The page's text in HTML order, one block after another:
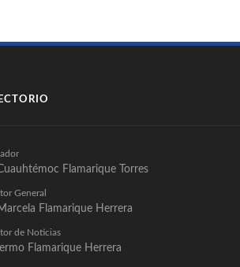
Flamarique Torres
General
Flamarique Herrera
de Noticias
Flamarique Herrera